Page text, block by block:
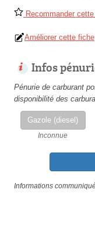
Recommander
Améliorer cette fiche
Infos
Pénurie de carburant
disponibilité des
Gazole (diesel)
Inconnue
Informations